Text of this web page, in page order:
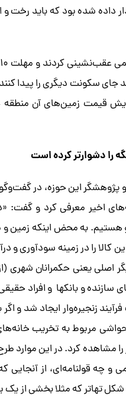
شده بود که باید رخت و
جای سکونت دیگری را پیدا
قیمت زمین‌های آن
را دشوارتر کرده است
این حوزه، در
به محض اینکه زمین و
کالا را در زمینه سودآوری
اصلی یعنی حکمرانان شهری
سازنده و بانکها و افراد
زنجیره‌وار ایجاد شد و
را مشاهده کرد. در این
قولنامه‌ای، از آنجایی
تهاتر که مثلا بخشی از یک